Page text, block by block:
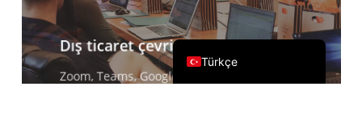
Dış ticaret çevrimiçi iletişimi
Zoom, Teams, Google Meet ve diğer
Türkçe
English
简体中文